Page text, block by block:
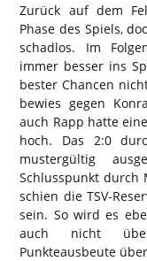
Zurück auf dem
Phase des Spiels,
schadlos. Im
immer besser ins
bester Chancen
bewies gegen
auch Rapp hatte
hoch. Das 2:0
mustergültig
Schlusspunkt durch
schien die TSV-
sein. So wird es
auch nicht
Punkteausbeute